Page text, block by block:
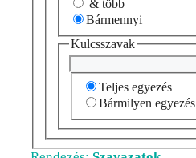
& több
Bármennyi
Kulcsszavak
Teljes egyezés
Bármilyen egyezés